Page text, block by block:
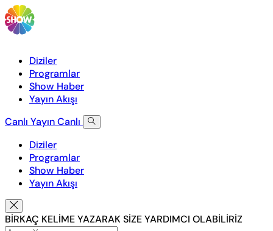
Diziler
Programlar
Show Haber
Yayın Akışı
Canlı YayınCanlı
Diziler
Programlar
Show Haber
Yayın Akışı
BİRKAÇ KELİME YAZARAK SİZE YARDIMCI OLABİLİRİZ